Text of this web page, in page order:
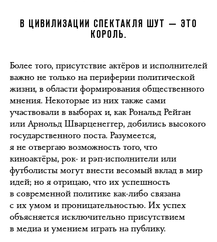
В ЦИВИЛИЗАЦИИ СПЕКТАКЛЯ ШУТ — ЭТО
КОРОЛЬ.
Более того, присутствие актёров и исполнителей
важно не только на периферии политической
жизни, в области формирования общественного
мнения. Некоторые из них также сами
участвовали в выборах и, как Рональд Рейган
или Арнольд Шварценеггер, добились высокого
государственного поста. Разумеется,
я не отвергаю возможность того, что
киноактёры, рок- и рэп-исполнители или
футболисты могут внести весомый вклад в мир
идей; но я отрицаю, что их успешность
в современной политике как-либо связана
с их умом и проницательностью. Их успех
объясняется исключительно присутствием
в медиа и умением играть на публику.